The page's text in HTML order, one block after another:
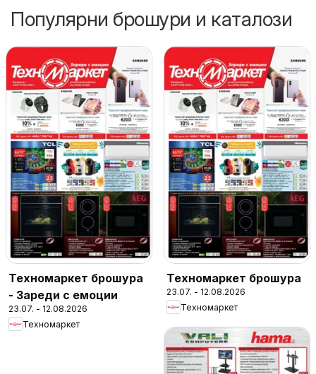
Популярни брошури и каталози
Техномаркет брошура
- Зареди с емоции
23.07. - 12.08.2026
Техномаркет
Техномаркет брошура
23.07. - 12.08.2026
Техномаркет